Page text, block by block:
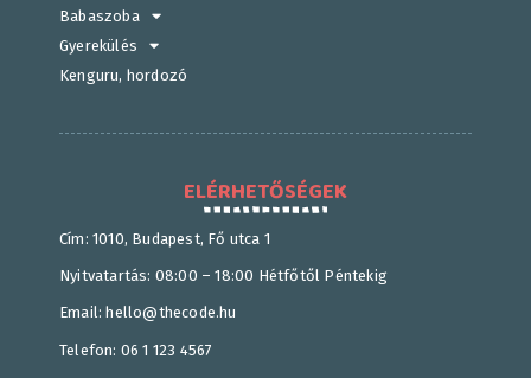
Babaszoba
Gyerekülés
Kenguru, hordozó
ELÉRHETŐSÉGEK
Cím: 1010, Budapest, Fő utca 1
Nyitvatartás: 08:00 – 18:00 Hétfőtől Péntekig
Email: hello@thecode.hu
Telefon: 06 1 123 4567